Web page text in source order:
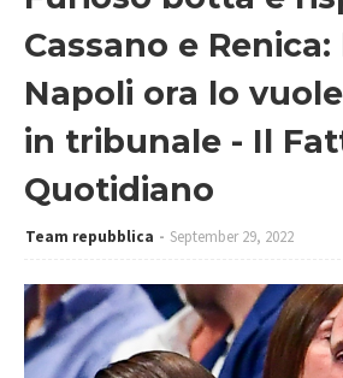
Cassano e Renica:
Napoli ora lo
in tribunale - Il
Quotidiano
Team repubblica September 29, 2022